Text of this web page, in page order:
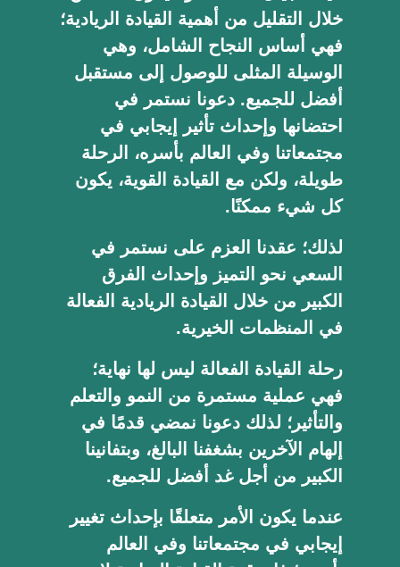
خلال التقليل من أهمية القيادة الريادية؛
فهي أساس النجاح الشامل، وهي
الوسيلة المثلى للوصول إلى مستقبل
أفضل للجميع. دعونا نستمر في
احتضانها وإحداث تأثير إيجابي في
مجتمعاتنا وفي العالم بأسره، الرحلة
طويلة، ولكن مع القيادة القوية، يكون
كل شيء ممكنًا.
لذلك؛ عقدنا العزم على نستمر في
السعي نحو التميز وإحداث الفرق
الكبير من خلال القيادة الريادية الفعالة
في المنظمات الخيرية.
رحلة القيادة الفعالة ليس لها نهاية؛
فهي عملية مستمرة من النمو والتعلم
والتأثير؛ لذلك دعونا نمضي قدمًا في
إلهام الآخرين بشغفنا البالغ، وبتفانينا
الكبير من أجل غد أفضل للجميع.
عندما يكون الأمر متعلقًا بإحداث تغيير
إيجابي في مجتمعاتنا وفي العالم